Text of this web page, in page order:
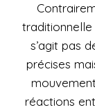
traditionnelle
s’agit pas
précises
réactions